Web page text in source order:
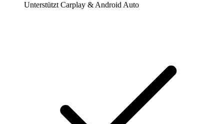
Unterstützt Carplay & Android Auto